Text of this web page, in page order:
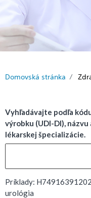
Domovská stránka
Vyhľadávajte podľa
výrobku (UDI-DI),
lékarskej špecializácie.
Príklady:
urológia